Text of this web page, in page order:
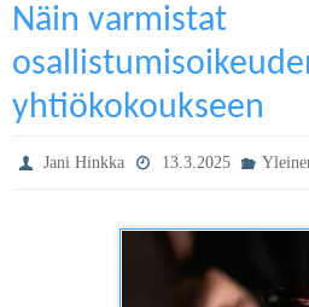
Näin varmistat
yhtiökokoukseen
Jani Hinkka 13.3.2025